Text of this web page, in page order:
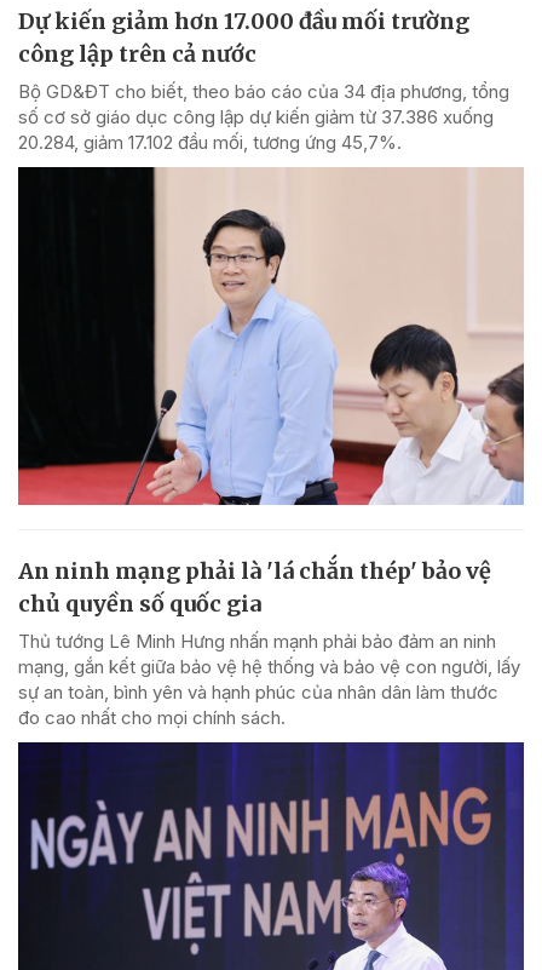
Dự kiến giảm hơn 17.000 đầu mối trường
công lập trên cả nước
Bộ GD&ĐT cho biết, theo báo cáo của 34 địa phương, tổng
số cơ sở giáo dục công lập dự kiến giảm từ 37.386 xuống
20.284, giảm 17.102 đầu mối, tương ứng 45,7%.
An ninh mạng phải là 'lá chắn thép' bảo vệ
chủ quyền số quốc gia
Thủ tướng Lê Minh Hưng nhấn mạnh phải bảo đảm an ninh
mạng, gắn kết giữa bảo vệ hệ thống và bảo vệ con người, lấy
sự an toàn, bình yên và hạnh phúc của nhân dân làm thước
đo cao nhất cho mọi chính sách.